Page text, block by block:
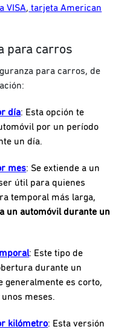
VISA, tarjeta American
para carros
para carros, de
día: Esta opción te
por un período
un día.
mes: Se extiende a un
útil para quienes
temporal más larga,
un automóvil durante un
: Este tipo de
durante un
generalmente es corto,
meses.
kilómetro: Esta versión